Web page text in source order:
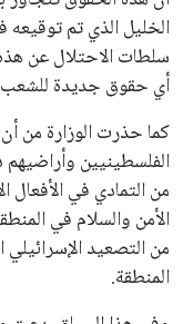
سلطات الاحتلال عن
أي حقوق جديدة
كما حذرت الوزارة من
الفلسطينيين
من التمادي في الأفعال
الأمن والسلام في
من التصعيد
المنطقة.